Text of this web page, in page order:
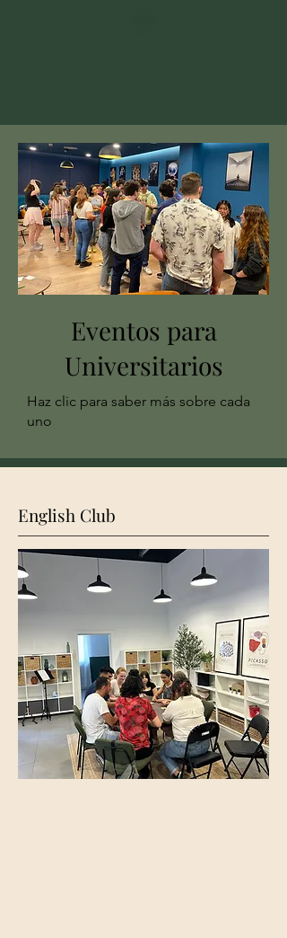
Eventos para
Universitarios
Haz clic para saber más sobre cada
uno
English Club